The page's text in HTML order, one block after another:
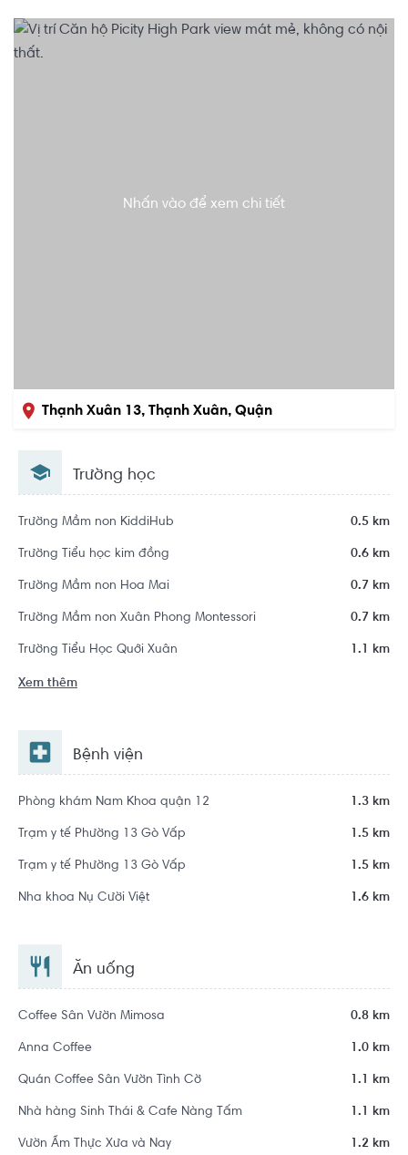
Nhấn vào để xem chi tiết
Thạnh Xuân 13, Thạnh Xuân, Quận
Trường học
Trường Mầm non KiddiHub 0.5 km
Trường Tiểu học kim đồng 0.6 km
Trường Mầm non Hoa Mai 0.7 km
Trường Mầm non Xuân Phong Montessori 0.7 km
Trường Tiểu Học Quới Xuân 1.1 km
Xem thêm
Bệnh viện
Phòng khám Nam Khoa quận 12 1.3 km
Trạm y tế Phường 13 Gò Vấp 1.5 km
Trạm y tế Phường 13 Gò Vấp 1.5 km
Nha khoa Nụ Cười Việt 1.6 km
Ăn uống
Coffee Sân Vườn Mimosa 0.8 km
Anna Coffee 1.0 km
Quán Coffee Sân Vườn Tình Cờ 1.1 km
Nhà hàng Sinh Thái & Cafe Nàng Tấm 1.1 km
Vườn Ẩm Thực Xưa và Nay 1.2 km